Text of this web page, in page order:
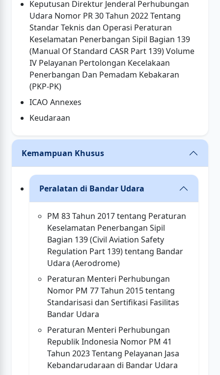
Keputusan Direktur Jenderal Perhubungan
Udara Nomor PR 30 Tahun 2022 Tentang
Standar Teknis dan Operasi Peraturan
Keselamatan Penerbangan Sipil Bagian 139
(Manual Of Standard CASR Part 139) Volume
IV Pelayanan Pertolongan Kecelakaan
Penerbangan Dan Pemadam Kebakaran
(PKP-PK)
ICAO Annexes
Keudaraan
Kemampuan Khusus
Peralatan di Bandar Udara
PM 83 Tahun 2017 tentang Peraturan
Keselamatan Penerbangan Sipil
Bagian 139 (Civil Aviation Safety
Regulation Part 139) tentang Bandar
Udara (Aerodrome)
Peraturan Menteri Perhubungan
Nomor PM 77 Tahun 2015 tentang
Standarisasi dan Sertifikasi Fasilitas
Bandar Udara
Peraturan Menteri Perhubungan
Republik Indonesia Nomor PM 41
Tahun 2023 Tentang Pelayanan Jasa
Kebandarudaraan di Bandar Udara